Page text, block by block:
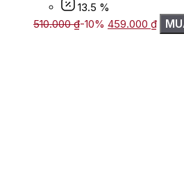
13.5 %
510.000₫-10% Giá
gốc
459.000 ₫Giá
hiện